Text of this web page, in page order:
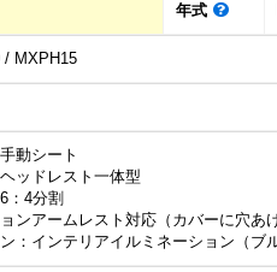
年式
/ MXPH15
動シート
ッドレスト一体型
：4分割
ンアームレスト対応（カバーに穴あ
：インテリアイルミネーション（ブ